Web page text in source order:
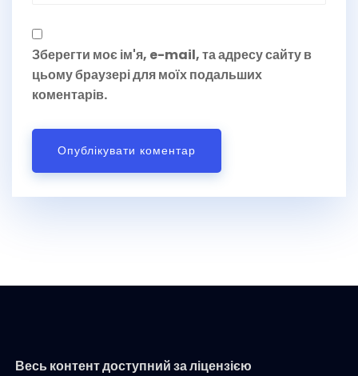
Зберегти моє ім'я, e-mail, та адресу сайту в
цьому браузері для моїх подальших
коментарів.
Весь контент доступний за ліцензією